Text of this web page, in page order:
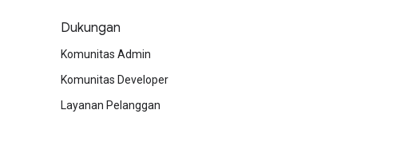
Dukungan
Komunitas Admin
Komunitas Developer
Layanan Pelanggan